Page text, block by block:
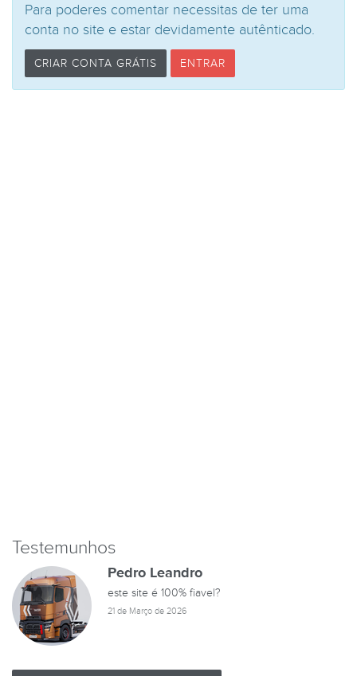
Para poderes comentar necessitas de ter uma
conta no site e estar devidamente autênticado.
CRIAR CONTA GRÁTIS ENTRAR
Testemunhos
Pedro Leandro
este site é 100% fiavel?
21 de Março de 2026